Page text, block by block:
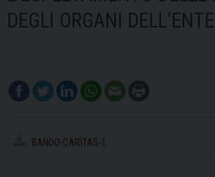
DEGLI ORGANI
BANDO-CARITAS-1